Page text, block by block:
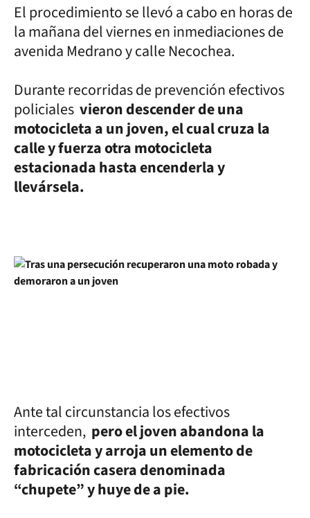
El procedimiento se llevó a cabo en horas de
la mañana del viernes en inmediaciones de
avenida Medrano y calle Necochea.
Durante recorridas de prevención efectivos
policiales vieron descender de una
motocicleta a un joven, el cual cruza la
calle y fuerza otra motocicleta
estacionada hasta encenderla y
llevársela.
Ante tal circunstancia los efectivos
interceden, pero el joven abandona la
motocicleta y arroja un elemento de
fabricación casera denominada
“chupete” y huye de a pie.